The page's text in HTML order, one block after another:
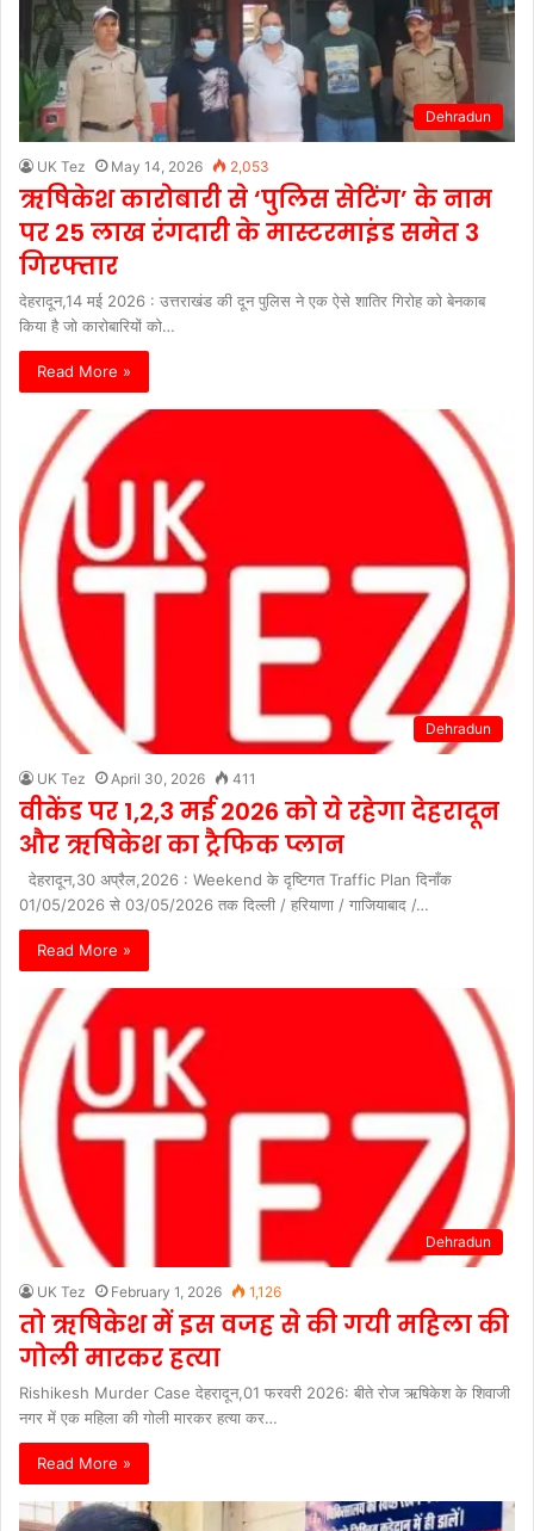
Dehradun
UK Tez May 14, 2026 2,053
ऋषिकेश कारोबारी से ‘पुलिस सेटिंग’ के नाम
पर 25 लाख रंगदारी के मास्टरमाइंड समेत 3
गिरफ्तार
देहरादून,14 मई 2026 : उत्तराखंड की दून पुलिस ने एक ऐसे शातिर गिरोह को बेनकाब
किया है जो कारोबारियों को…
Read More »
Dehradun
UK Tez April 30, 2026 411
वीकेंड पर 1,2,3 मई 2026 को ये रहेगा देहरादून
और ऋषिकेश का ट्रैफिक प्लान
देहरादून,30 अप्रैल,2026 : Weekend के दृष्टिगत Traffic Plan दिनाँक
01/05/2026 से 03/05/2026 तक दिल्ली / हरियाणा / गाजियाबाद /…
Read More »
Dehradun
UK Tez February 1, 2026 1,126
तो ऋषिकेश में इस वजह से की गयी महिला की
गोली मारकर हत्या
Rishikesh Murder Case देहरादून,01 फरवरी 2026: बीते रोज ऋषिकेश के शिवाजी
नगर में एक महिला की गोली मारकर हत्या कर…
Read More »